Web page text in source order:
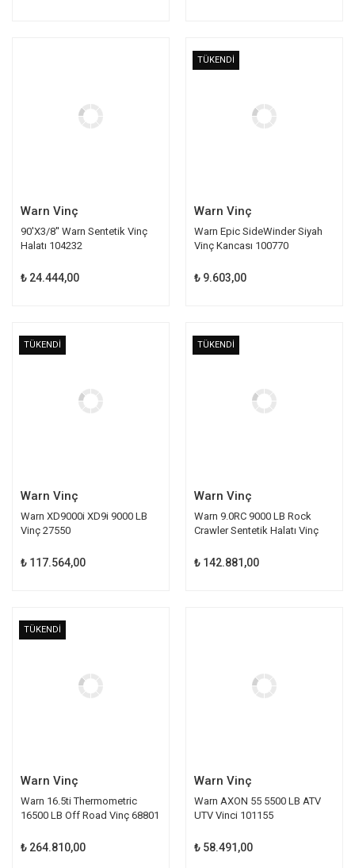
Warn Vinç
90'X3/8'' Warn Sentetik Vinç
Halatı 104232
₺ 24.444,00
TÜKENDİ
Warn Vinç
Warn Epic SideWinder Siyah
Vinç Kancası 100770
₺ 9.603,00
TÜKENDİ
Warn Vinç
Warn XD9000i XD9i 9000 LB
Vinç 27550
₺ 117.564,00
TÜKENDİ
Warn Vinç
Warn 9.0RC 9000 LB Rock
Crawler Sentetik Halatı Vinç
₺ 142.881,00
TÜKENDİ
Warn Vinç
Warn 16.5ti Thermometric
16500 LB Off Road Vinç 68801
₺ 264.810,00
Warn Vinç
Warn AXON 55 5500 LB ATV
UTV Vinci 101155
₺ 58.491,00